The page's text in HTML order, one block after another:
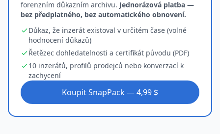
forenzním důkazním archivu. Jednorázová platba —
bez předplatného, bez automatického obnovení.
Důkaz, že inzerát existoval v určitém čase (volné
hodnocení důkazů)
Řetězec dohledatelnosti a certifikát původu (PDF)
10 inzerátů, profilů prodejců nebo konverzací k
zachycení
Koupit SnapPack — 4,99 $